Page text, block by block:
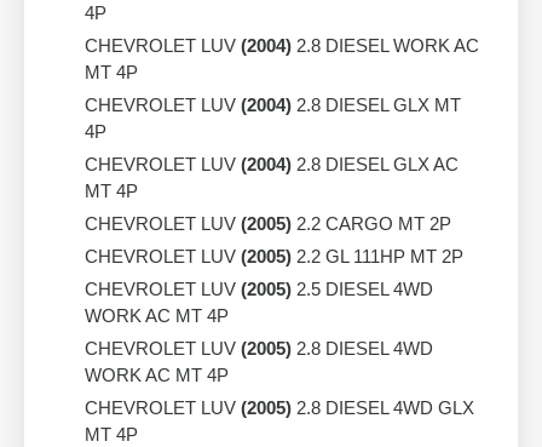
4P
CHEVROLET LUV (2004) 2.8 DIESEL WORK AC
MT 4P
CHEVROLET LUV (2004) 2.8 DIESEL GLX MT
4P
CHEVROLET LUV (2004) 2.8 DIESEL GLX AC
MT 4P
CHEVROLET LUV (2005) 2.2 CARGO MT 2P
CHEVROLET LUV (2005) 2.2 GL 111HP MT 2P
CHEVROLET LUV (2005) 2.5 DIESEL 4WD
WORK AC MT 4P
CHEVROLET LUV (2005) 2.8 DIESEL 4WD
WORK AC MT 4P
CHEVROLET LUV (2005) 2.8 DIESEL 4WD GLX
MT 4P